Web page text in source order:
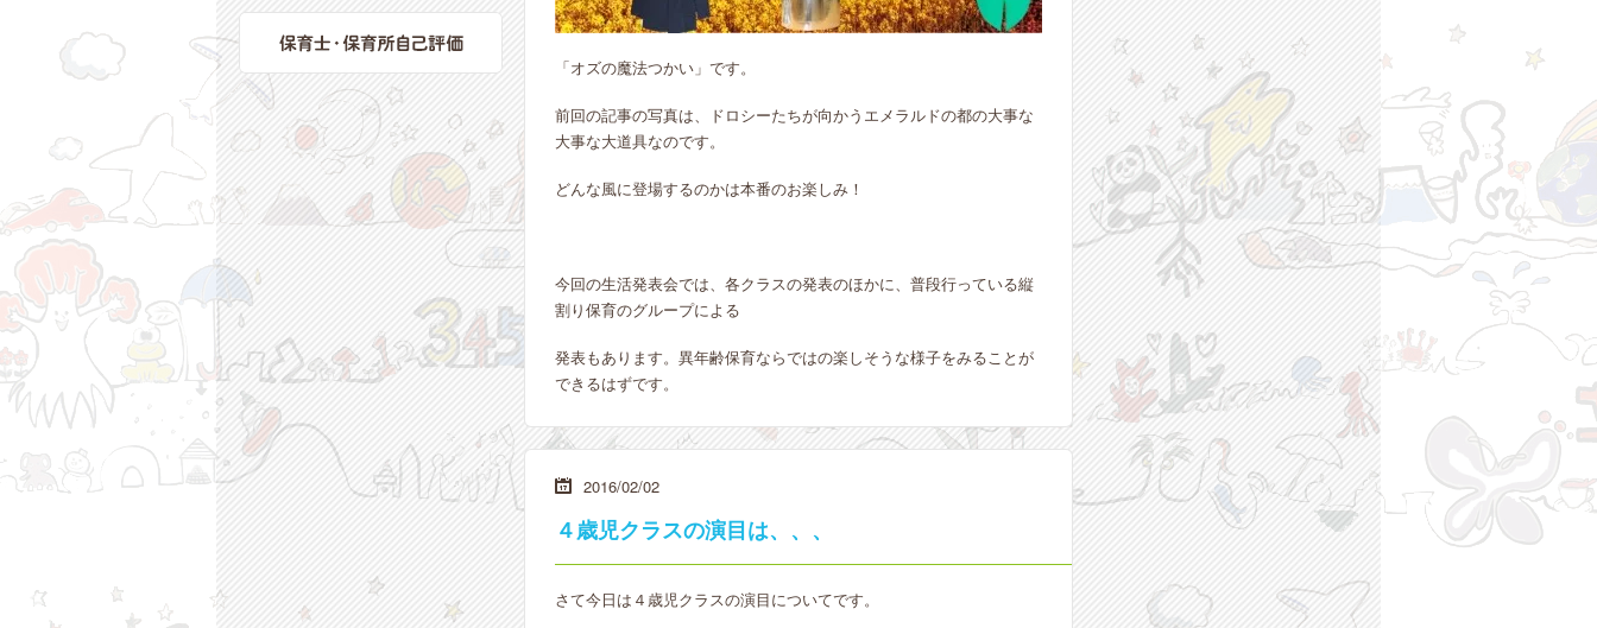
「オズの魔法つかい」です。
前回の記事の写真は、ドロシーたちが向かうエメラルドの都の大事な
大事な大道具なのです。
どんな風に登場するのかは本番のお楽しみ！
今回の生活発表会では、各クラスの発表のほかに、普段行っている縦
割り保育のグループによる
発表もあります。異年齢保育ならではの楽しそうな様子をみることが
できるはずです。
2016/02/02
４歳児クラスの演目は、、、
さて今日は４歳児クラスの演目についてです。